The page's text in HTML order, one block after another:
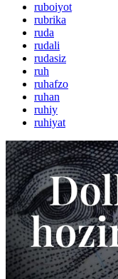
ruboiyot
rubrika
ruda
rudali
rudasiz
ruh
ruhafzo
ruhan
ruhiy
ruhiyat